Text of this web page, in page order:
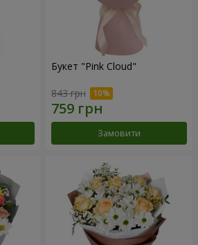
Букет "Pink Cloud"
843 грн
Замовити